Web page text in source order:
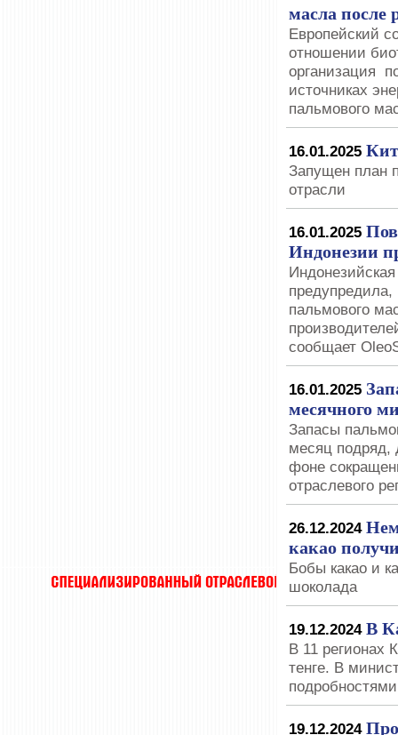
масла после
Европейский
отношении
организация
источниках
пальмового
16.01.2025
Запущен план
отрасли
16.01.2025
Индонезии
пальмового
сообщает
16.01.2025
месячного
Запасы
месяц подряд,
фоне
отраслевого
26.12.2024
какао
Бобы какао и
шоколада
19.12.2024 В
В 11 регионах
тенге. В
подробностями
19.12.2024